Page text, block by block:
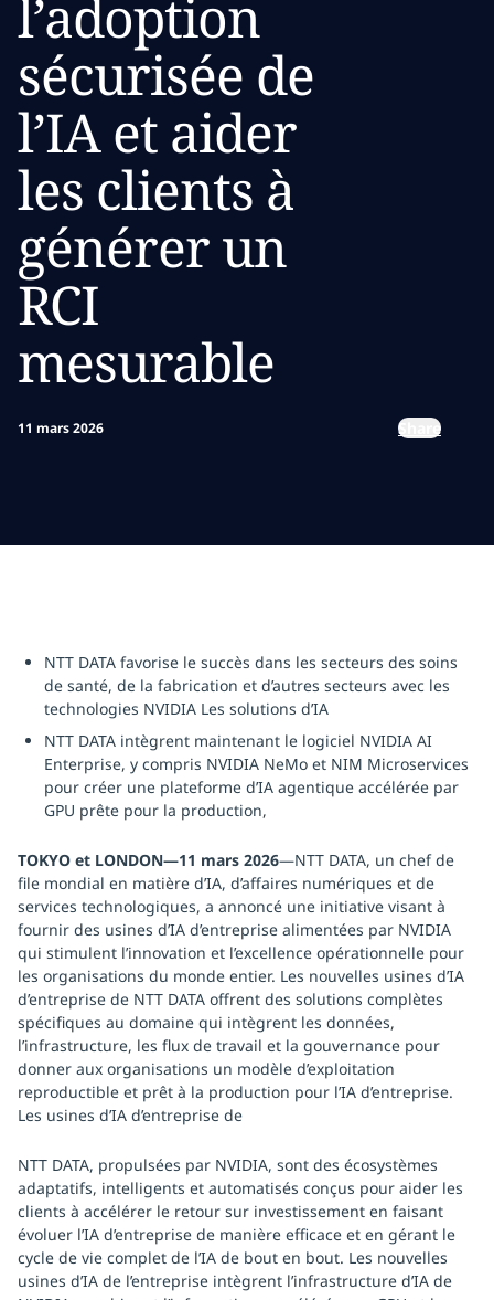
l’adoption
sécurisée de
l’IA et aider
les clients à
générer un
RCI
mesurable
11 mars 2026 Share
NTT DATA favorise le succès dans les secteurs des soins
de santé, de la fabrication et d’autres secteurs avec les
technologies NVIDIA Les solutions d’IA
NTT DATA intègrent maintenant le logiciel NVIDIA AI
Enterprise, y compris NVIDIA NeMo et NIM Microservices
pour créer une plateforme d’IA agentique accélérée par
GPU prête pour la production,
TOKYO et LONDON—11 mars 2026—NTT DATA, un chef de
file mondial en matière d’IA, d’affaires numériques et de
services technologiques, a annoncé une initiative visant à
fournir des usines d’IA d’entreprise alimentées par NVIDIA
qui stimulent l’innovation et l’excellence opérationnelle pour
les organisations du monde entier. Les nouvelles usines d’IA
d’entreprise de NTT DATA offrent des solutions complètes
spécifiques au domaine qui intègrent les données,
l’infrastructure, les flux de travail et la gouvernance pour
donner aux organisations un modèle d’exploitation
reproductible et prêt à la production pour l’IA d’entreprise.
Les usines d’IA d’entreprise de
NTT DATA, propulsées par NVIDIA, sont des écosystèmes
adaptatifs, intelligents et automatisés conçus pour aider les
clients à accélérer le retour sur investissement en faisant
évoluer l’IA d’entreprise de manière efficace et en gérant le
cycle de vie complet de l’IA de bout en bout. Les nouvelles
usines d’IA de l’entreprise intègrent l’infrastructure d’IA de